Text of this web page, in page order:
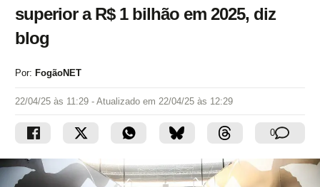
superior a R$ 1 bilhão em 2025, diz
blog
Por: FogãoNET
22/04/25 às 11:29 - Atualizado em 22/04/25 às 12:29
0